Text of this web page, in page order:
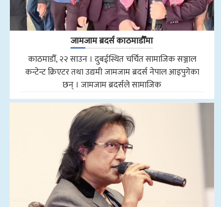
जामजाम ब्रदर्स काठमाडौँमा
काठमाडौँ, २२ साउन । दुबईस्थित चर्चित सामाजिक सञ्जाल
कन्टेन्ट क्रिएटर तथा उद्यमी जामजाम ब्रदर्स नेपाल आइपुगेका
छन् । जामजाम ब्रदर्सले सामाजिक